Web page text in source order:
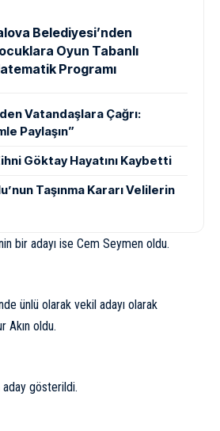
Belediyesi’nden
Oyun Tabanlı
Programı
Vatandaşlara Çağrı:
Paylaşın”
Göktay Hayatını Kaybetti
Taşınma Kararı Velilerin
bir adayı ise Cem Seymen oldu.
ünlü olarak vekil adayı olarak
Akın oldu.
aday gösterildi.